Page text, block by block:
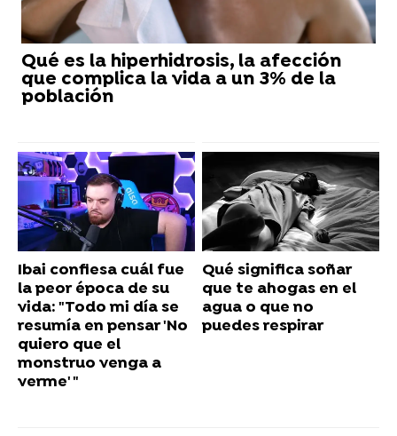
Qué es la hiperhidrosis, la afección
que complica la vida a un 3% de la
población
Ibai confiesa cuál fue
la peor época de su
vida: "Todo mi día se
resumía en pensar 'No
quiero que el
monstruo venga a
verme' "
Qué significa soñar
que te ahogas en el
agua o que no
puedes respirar